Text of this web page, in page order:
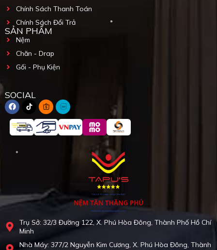
Trụ Sở: 32/3 Đường 122, X. Phú Hòa Đông, Thành Phố Hồ Chí
Minh
Nhà Máy: 377/2 Nguyễn Kim Cương, X. Phú Hòa Đông, Thành
Chính Sách Thanh Toán
Chính Sách Đổi Trả
SẢN PHẨM
Nệm
Chăn - Drap
Gối - Phụ Kiện
SOCIAL